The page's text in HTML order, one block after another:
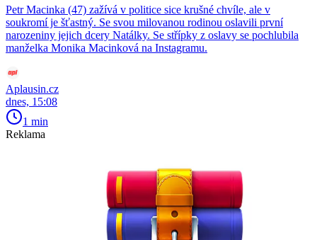
Petr Macinka (47) zažívá v politice sice krušné chvíle, ale v
soukromí je šťastný. Se svou milovanou rodinou oslavili první
narozeniny jejich dcery Natálky. Se střípky z oslavy se pochlubila
manželka Monika Macinková na Instagramu.
Aplausin.cz
dnes, 15:08
1 min
Reklama